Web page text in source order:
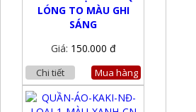
LÓNG TO MÀU GHI
SÁNG
Giá: 150.000 đ
Chi tiết Mua hàng